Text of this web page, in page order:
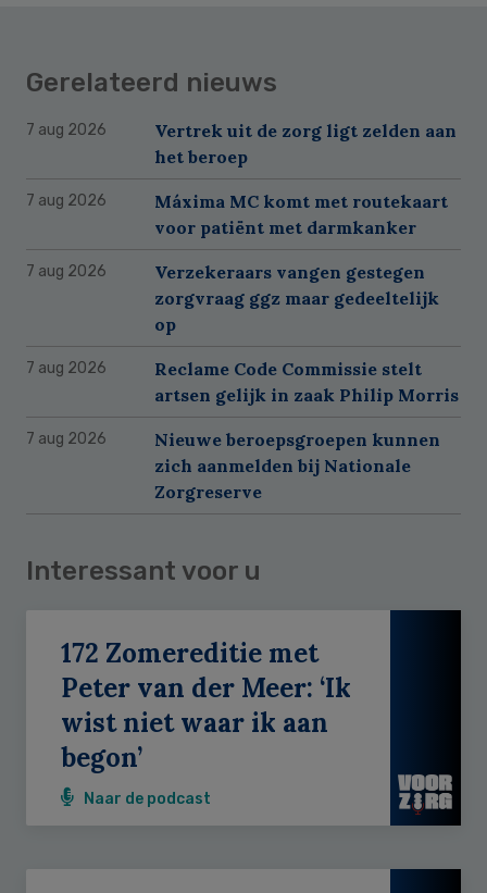
Gerelateerd nieuws
7 aug 2026
Vertrek uit de zorg ligt zelden aan
het beroep
7 aug 2026
Máxima MC komt met routekaart
voor patiënt met darmkanker
7 aug 2026
Verzekeraars vangen gestegen
zorgvraag ggz maar gedeeltelijk
op
7 aug 2026
Reclame Code Commissie stelt
artsen gelijk in zaak Philip Morris
7 aug 2026
Nieuwe beroepsgroepen kunnen
zich aanmelden bij Nationale
Zorgreserve
Interessant voor u
172 Zomereditie met
Peter van der Meer: ‘Ik
wist niet waar ik aan
begon’
Naar de podcast